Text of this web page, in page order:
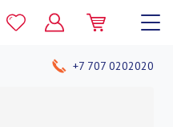
+7 707 0202020